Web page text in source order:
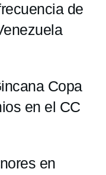
de
Copa
en el CC
en